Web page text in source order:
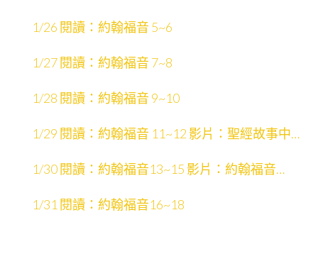
1/26 閱讀：約翰福音 5~6
1/27 閱讀：約翰福音 7~8
1/28 閱讀：約翰福音 9~10
1/29 閱讀：約翰福音 11~12 影片：聖經故事中的
1/30 閱讀：約翰福音13~15 影片：約翰福音
1/31 閱讀：約翰福音16~18